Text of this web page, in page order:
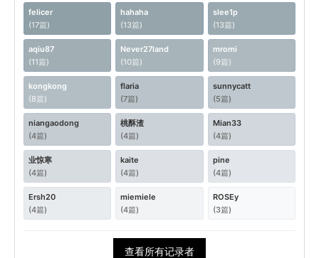
felicer
(17篇)
hahaha
(13篇)
slee1p
(13篇)
aqiu87
(11篇)
Never27land
(10篇)
mromi
(9篇)
kongkong
(8篇)
flaria
(7篇)
sunnycatt
(5篇)
niangaodong
(4篇)
桃酥渣
(4篇)
Mian33
(4篇)
业惊寒
(4篇)
kaite
(4篇)
pine
(4篇)
Ersh20
(4篇)
miemiele
(4篇)
ROSEy
(3篇)
查看所有记录者